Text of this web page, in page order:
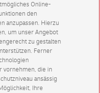
Online-
den
anzupassen. Hierzu
um unser Angebot
zu gestalten
Ferner
vornehmen, die in
ansässig
Ihre